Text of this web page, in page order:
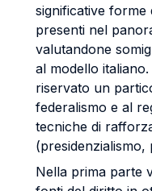
significative
presenti nel
valutandone
al modello
riservato un
federalismo e al
tecniche di
(presidenzialismo,
Nella prima parte